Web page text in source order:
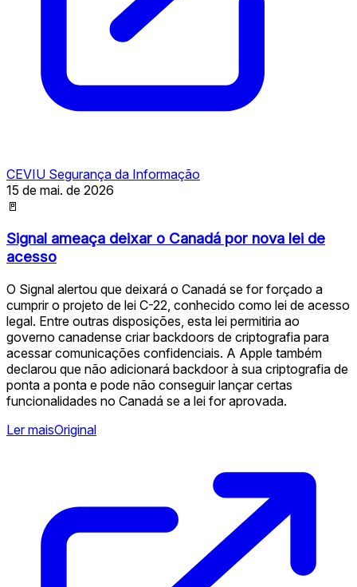
CEVIU Segurança da Informação
15 de mai. de 2026
🚪
Signal ameaça deixar o Canadá por nova lei de
acesso
O Signal alertou que deixará o Canadá se for forçado a
cumprir o projeto de lei C-22, conhecido como lei de acesso
legal. Entre outras disposições, esta lei permitiria ao
governo canadense criar backdoors de criptografia para
acessar comunicações confidenciais. A Apple também
declarou que não adicionará backdoor à sua criptografia de
ponta a ponta e pode não conseguir lançar certas
funcionalidades no Canadá se a lei for aprovada.
Ler maisOriginal